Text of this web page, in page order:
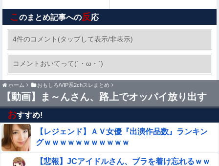
【画像】女優・松本まりか、乳の首隠したノーブラ乳がH
すぎる
【悲報】佐藤二朗さん主演の「踊る」スピンオフ
作品、結局撮影中止が決定wwwwwwwwwwww
ロイコクロディウムは実はカタツムリにとって益虫だった
北海道江別大学生殺人事件、主犯格の川口被告(19)に無期
懲役の判決
【画像】山ガールさん、山でラーメンを食べたらおじさん
に怒られるｗｗｗ
こ のまとめ記事への反応
4件のコメント(タップして表示/非表示)
コメントおいてって(´・ω・`)
ホーム おもしろ/VIP系2chスレまとめ
【動画】ま～んさん、路上でオッパイ放り出す
おすすめ!
【レジェンド】ＡＶ女優『出演作品数』ランキン
グｗｗｗｗｗｗｗｗｗｗｗ
【悲報】JCアイドルさん、ブラを着け忘れるｗｗ